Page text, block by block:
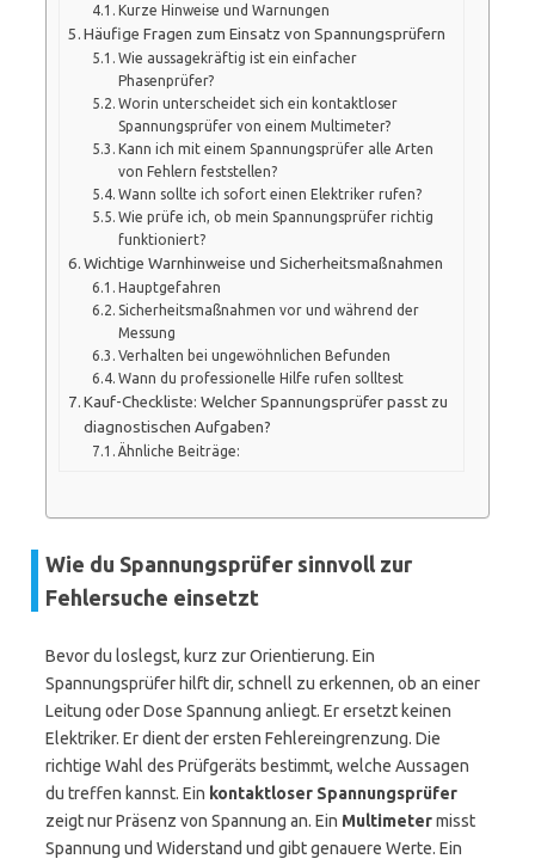
Kurze Hinweise und Warnungen
Häufige Fragen zum Einsatz von Spannungsprüfern
Wie aussagekräftig ist ein einfacher
Phasenprüfer?
Worin unterscheidet sich ein kontaktloser
Spannungsprüfer von einem Multimeter?
Kann ich mit einem Spannungsprüfer alle Arten
von Fehlern feststellen?
Wann sollte ich sofort einen Elektriker rufen?
Wie prüfe ich, ob mein Spannungsprüfer richtig
funktioniert?
Wichtige Warnhinweise und Sicherheitsmaßnahmen
Hauptgefahren
Sicherheitsmaßnahmen vor und während der
Messung
Verhalten bei ungewöhnlichen Befunden
Wann du professionelle Hilfe rufen solltest
Kauf-Checkliste: Welcher Spannungsprüfer passt zu
diagnostischen Aufgaben?
Ähnliche Beiträge:
Wie du Spannungsprüfer sinnvoll zur
Fehlersuche einsetzt
Bevor du loslegst, kurz zur Orientierung. Ein
Spannungsprüfer hilft dir, schnell zu erkennen, ob an einer
Leitung oder Dose Spannung anliegt. Er ersetzt keinen
Elektriker. Er dient der ersten Fehlereingrenzung. Die
richtige Wahl des Prüfgeräts bestimmt, welche Aussagen
du treffen kannst. Ein kontaktloser Spannungsprüfer
zeigt nur Präsenz von Spannung an. Ein Multimetermisst
Spannung und Widerstand und gibt genauere Werte. Ein